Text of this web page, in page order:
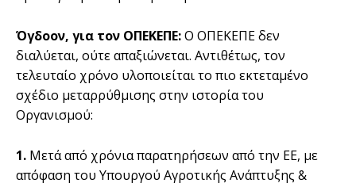
Όγδοον, για τον ΟΠΕΚΕΠΕ:Ο ΟΠΕΚΕΠΕ δεν
διαλύεται, ούτε απαξιώνεται. Αντιθέτως, τον
τελευταίο χρόνο υλοποιείται το πιο εκτεταμένο
σχέδιο μεταρρύθμισης στην ιστορία του
Οργανισμού:
1. Μετά από χρόνια παρατηρήσεων από την ΕΕ, με
απόφαση του Υπουργού Αγροτικής Ανάπτυξης &